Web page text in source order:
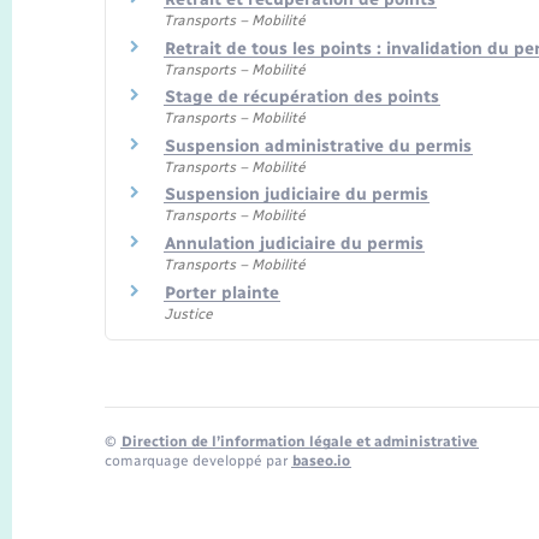
Transports – Mobilité
Retrait de tous les points : invalidation du
Transports – Mobilité
Stage de récupération des points
Transports – Mobilité
Suspension administrative du permis
Transports – Mobilité
Suspension judiciaire du permis
Transports – Mobilité
Annulation judiciaire du permis
Transports – Mobilité
Porter plainte
Justice
© Direction de l’information légale et administrative
comarquage developpé par baseo.io